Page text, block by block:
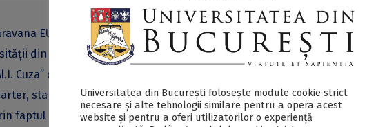
EUB va participa la Târgul Internaţional GAUDEAMUS – Carte de
din Bucureşti se va afla, alături de partenerii de la Presa Universitară
Cuza” din Iaşi şi Editura Universităţii de Vest din Timişoara, în Consorţiul
stand 23. Universitatea din Bucureşti este o dată în plus implicată în
faptul că preşedintele de onoare al târgului este prof. univ. dr. Liviu
Universitatea din București folosește module cookie strict
necesare și alte tehnologii similare pentru a opera acest
website și pentru a oferi utilizatorilor o experiență